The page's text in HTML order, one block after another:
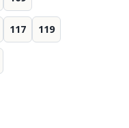
117 119